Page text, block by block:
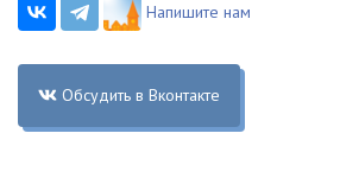
Напишите нам
Обсудить в Вконтакте